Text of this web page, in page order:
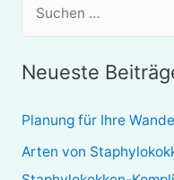
e
n
n
Neueste
Planung für Ihre
Arten von